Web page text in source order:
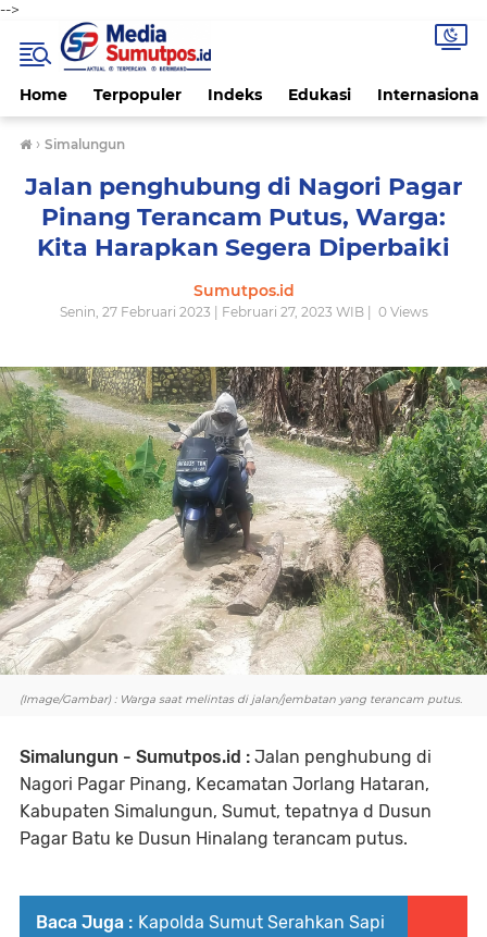
-->
Home Terpopuler Indeks Edukasi Internasional
› Simalungun
Jalan penghubung di Nagori Pagar
Pinang Terancam Putus, Warga:
Kita Harapkan Segera Diperbaiki
Sumutpos.id
Senin, 27 Februari 2023 | Februari 27, 2023 WIB | 0Views
(Image/Gambar) : Warga saat melintas di jalan/jembatan yang terancam putus.
Simalungun - Sumutpos.id : Jalan penghubung di
Nagori Pagar Pinang, Kecamatan Jorlang Hataran,
Kabupaten Simalungun, Sumut, tepatnya d Dusun
Pagar Batu ke Dusun Hinalang terancam putus.
Baca Juga : Kapolda Sumut Serahkan Sapi